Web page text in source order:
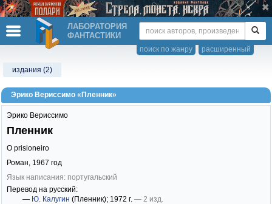
ЛАБОРАТОРИЯ
ФАНТАСТИКИ
расширенный
поиск по жанру
издания (2)
Эрико Вериссимо «Пленник»
Эрико Вериссимо
Пленник
O prisioneiro
Роман, 1967 год
Язык написания: португальский
Перевод на русский:
— Ю. Калугин (Пленник); 1972 г. — 2 изд.